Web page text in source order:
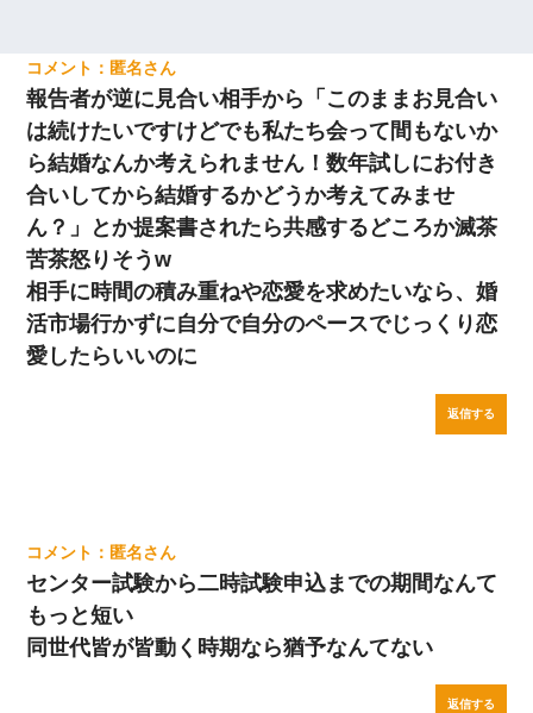
匿名
報告者が逆に見合い相手から「このままお見合い
は続けたいですけどでも私たち会って間もないか
ら結婚なんか考えられません！数年試しにお付き
合いしてから結婚するかどうか考えてみませ
ん？」とか提案書されたら共感するどころか滅茶
苦茶怒りそうw
相手に時間の積み重ねや恋愛を求めたいなら、婚
活市場行かずに自分で自分のペースでじっくり恋
愛したらいいのに
返信する
匿名
センター試験から二時試験申込までの期間なんて
もっと短い
同世代皆が皆動く時期なら猶予なんてない
返信する